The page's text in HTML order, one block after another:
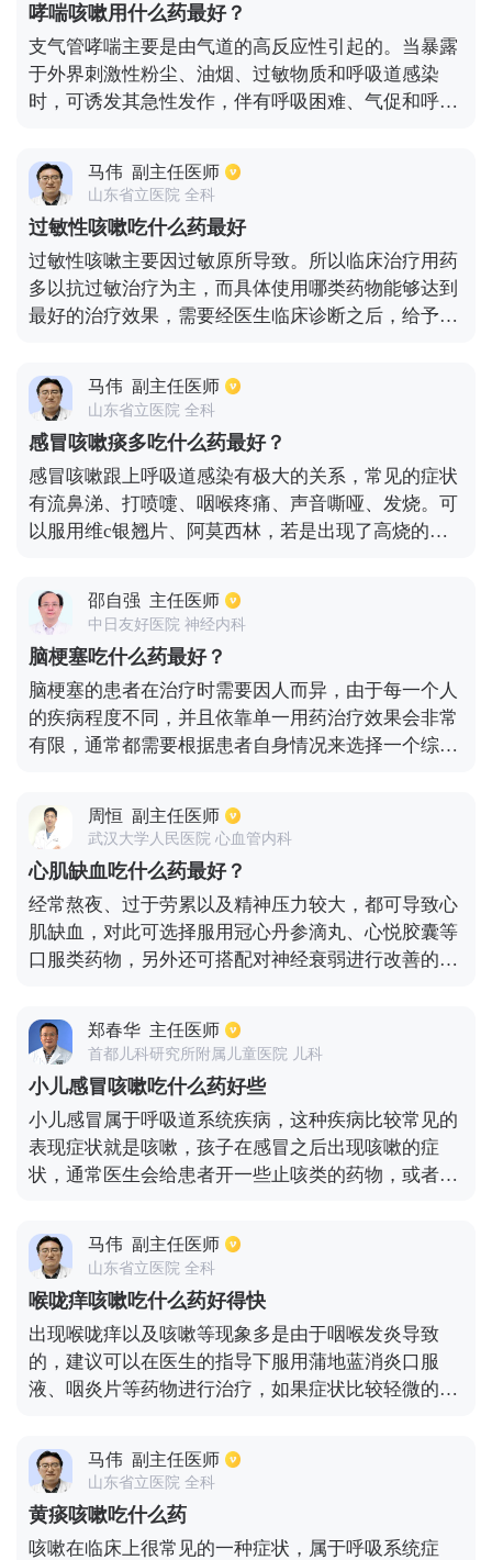
哮喘咳嗽用什么药最好？
支气管哮喘主要是由气道的高反应性引起的。当暴露
于外界刺激性粉尘、油烟、过敏物质和呼吸道感染
时，可诱发其急性发作，伴有呼吸困难、气促和呼吸
治疗哮喘的最佳药物，糖皮质激素治疗通常是首选。
轻度哮喘可用吸入或雾化糖皮质激素治疗，当症状严
重时，通常需要全身静脉激素治疗。在临床上，经常
使用布地奈德气雾剂或雾化液和静脉注射甲强龙来快
速缓解哮喘的临床症状。当哮喘并发呼吸道感染时，
患者的咳嗽和咳痰也会加重。此时，需要抗生素抗感
染治疗和必要的对症治疗如解痉、平喘、镇咳和祛痰
马伟 副主任医师
山东省立医院 全科
过敏性咳嗽吃什么药最好
过敏性咳嗽主要因过敏原所导致。所以临床治疗用药
多以抗过敏治疗为主，而具体使用哪类药物能够达到
最好的治疗效果，需要经医生临床诊断之后，给予有
物有西替利嗪、复方甲氧那明为主，依具体症状表现
也可口服像孟鲁斯特钠、三烯调节剂。另外，导致过
敏性咳嗽的过敏原常见有花粉、动物皮毛、尘螨、还
有一些刺激性气体等。也有些患者因食用海鲜、鸡
蛋、牛奶等高蛋白质物质，也可导致过敏性咳嗽发
生。所以有过敏性咳嗽的患者，要尽量避免接触这类
过敏原。
马伟 副主任医师
山东省立医院 全科
感冒咳嗽痰多吃什么药最好？
感冒咳嗽跟上呼吸道感染有极大的关系，常见的症状
有流鼻涕、打喷嚏、咽喉疼痛、声音嘶哑、发烧。可
以服用维c银翘片、阿莫西林，若是出现了高烧的情
痰液。感冒期间应注意个人的饮食，感冒时容易出现
食欲不振，但是不可盲目的补充营养，要做到饮食清
淡，有效的补充维生素c对于增强抵抗力有很大的帮
助，并且要做好保暖措施，保持室内卫生，保持空气
流通。
邵自强 主任医师
中日友好医院 神经内科
脑梗塞吃什么药最好？
脑梗塞的患者在治疗时需要因人而异，由于每一个人
的疾病程度不同，并且依靠单一用药治疗效果会非常
有限，通常都需要根据患者自身情况来选择一个综合
者已经错过溶栓治疗的时间窗，就需要使用抗血小板
聚集类的药物进行治疗。目前在临床上使用最多的这
类药物就是阿司匹林、氯吡格雷。同时还需要对患者
使用降脂类的药物，比如他汀类的降脂药以及脑保护
剂，能够有效改善微循环的药物等等。
周恒 副主任医师
武汉大学人民医院 心血管内科
心肌缺血吃什么药最好？
经常熬夜、过于劳累以及精神压力较大，都可导致心
肌缺血，对此可选择服用冠心丹参滴丸、心悦胶囊等
口服类药物，另外还可搭配对神经衰弱进行改善的药
者需要服用抗血小板以及抗动脉硬化类的药物，比如
拜阿司匹林，未能够达到更好效果，还可搭配降脂类
药物，对于血管内皮功能改善有很好效果，一般常见
的有瑞舒伐他汀、阿托伐他汀等。因为心肌缺血而引
起心前区不舒适或严重疼痛，可选择口服单硝酸异山
梨脂，另外患者平时生活中也应当注重饮食，有一个
好的作息。
郑春华 主任医师
首都儿科研究所附属儿童医院 儿科
小儿感冒咳嗽吃什么药好些
小儿感冒属于呼吸道系统疾病，这种疾病比较常见的
表现症状就是咳嗽，孩子在感冒之后出现咳嗽的症
状，通常医生会给患者开一些止咳类的药物，或者是
咳。虽然咳嗽这种行为属于保护性的反射，但是在咳
嗽的过程中，如果出现痰多的症状，那么医生通常会
开一些化痰类的药物，还会开一些治疗风热感冒的药
物，不能这些药物也都是适合孩子服用的，除了按照
医嘱服用药物之外，孩子在平常的时候也要多喝水，
要带孩子去人流拥挤的地方。
马伟 副主任医师
山东省立医院 全科
喉咙痒咳嗽吃什么药好得快
出现喉咙痒以及咳嗽等现象多是由于咽喉发炎导致
的，建议可以在医生的指导下服用蒲地蓝消炎口服
液、咽炎片等药物进行治疗，如果症状比较轻微的
是也不排除以上症状，是由于患者出现了呼吸道感染
或者有过敏的情况，如果服药一段时间没有明显的缓
解的话，可以尽快前往医院检查血常规、过敏原。如
果是由于过敏造成的，可以服用扑尔敏等药物进行治
疗，如果是呼吸道感染，则可以服用阿莫西林等抗生
马伟 副主任医师
山东省立医院 全科
黄痰咳嗽吃什么药
咳嗽在临床上很常见的一种症状，属于呼吸系统症